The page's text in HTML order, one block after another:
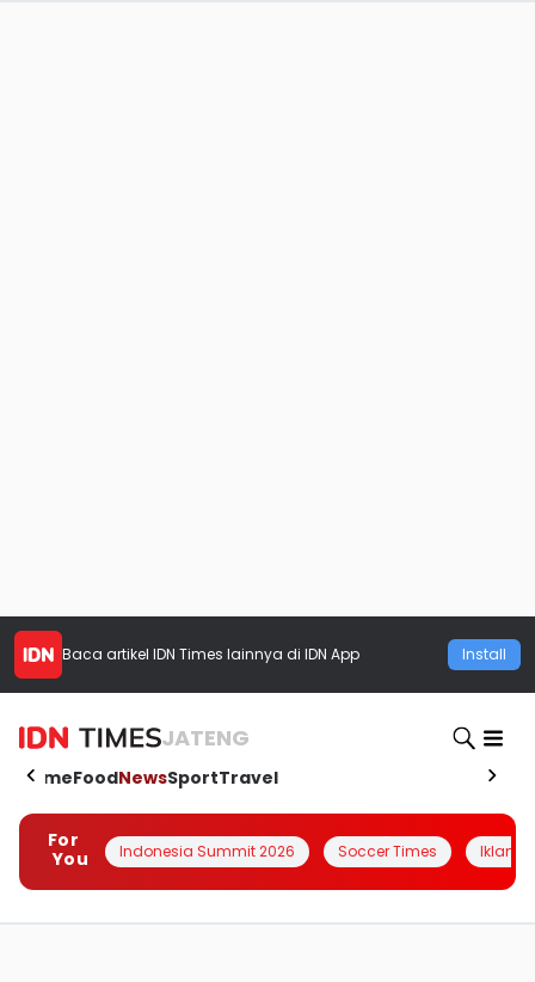
Baca artikel IDN Times lainnya di IDN App Install
JATENG
HomeFoodNewsSportTravel
For
You
Indonesia Summit 2026 Soccer Times Iklanin